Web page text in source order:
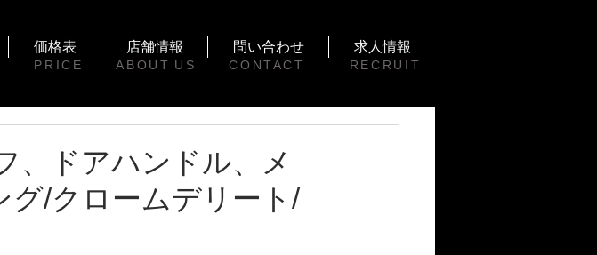
価格表 店舗情報 問い合わせ 求人情報
PRICE ABOUT US CONTACT RECRUIT
、ドアハンドル、メ
グ/クロームデリート/